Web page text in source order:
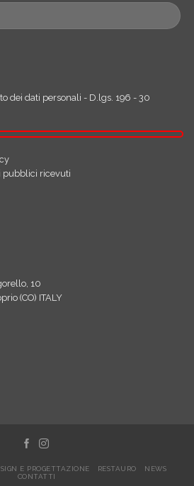
dei dati personali - D.lgs. 196 - 30
pubblici ricevuti
10
(CO) ITALY
E PROGETTAZIONE RESTAURO
NEWS
CONTATTI